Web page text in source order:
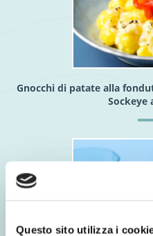
Questo sito utilizza i
Gnocchi di patate alla
Sockeye